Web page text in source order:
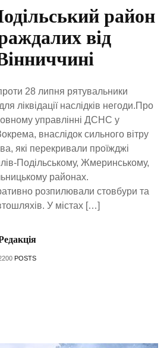
район
від
28 липня рятувальники
ліквідації наслідків негоди.Про
управлінні ДСНС у
внаслідок сильного вітру
які перекривали проїжджі
Подільському, Жмеринському,
районах.
розпилювали стовбури та
У містах […]
POSTS